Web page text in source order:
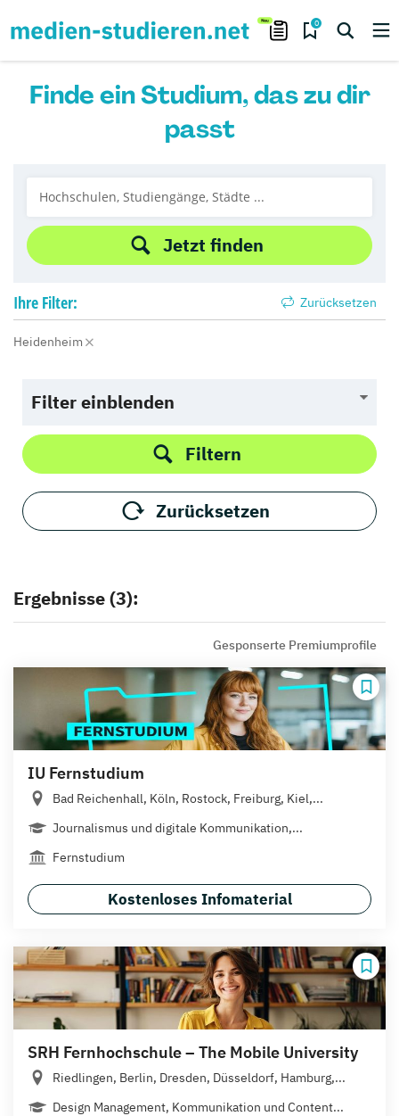
0
Finde ein Studium, das zu dir
passt
Jetzt finden
Ihre Filter: Zurücksetzen
Heidenheim
Filter einblenden
Filtern
Zurücksetzen
Ergebnisse (3):
Gesponserte Premiumprofile
IU Fernstudium
Bad Reichenhall, Köln, Rostock, Freiburg, Kiel,...
Journalismus und digitale Kommunikation,...
Fernstudium
Kostenloses Infomaterial
SRH Fernhochschule – The Mobile University
Riedlingen, Berlin, Dresden, Düsseldorf, Hamburg,...
Design Management, Kommunikation und Content...